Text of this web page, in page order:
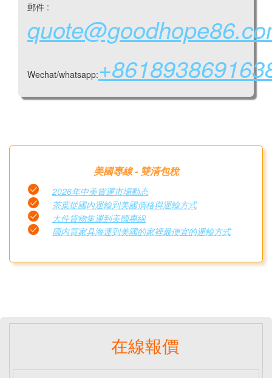
郵件 :
Wechat/whatsapp:
美國專線 - 雙清包稅
2026年中美貨運市場動态
茶葉從國内運輸到美國價格與運輸方式
大件貨物集運到美國專線
國内買家具海運到美國的家裡最便宜的運輸方式
在線報價